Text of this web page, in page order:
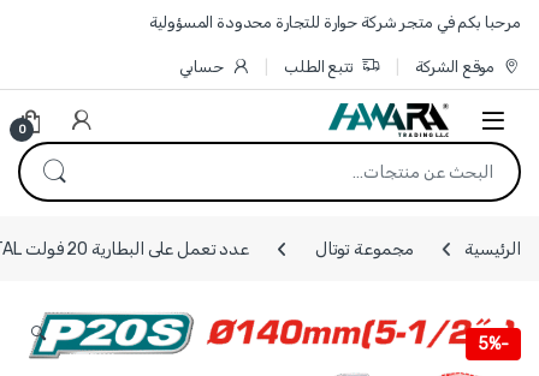
Skip to navigation
Skip to content
مرحبا بكم في متجر شركة حوارة للتجارة محدودة المسؤولية
موقع الشركة تتبع الطلب حسابي
0
البحث عن:
الرئيسية مجموعة توتال عدد تعمل على البطارية 20 فولت TOTAL
-
5%
🔍